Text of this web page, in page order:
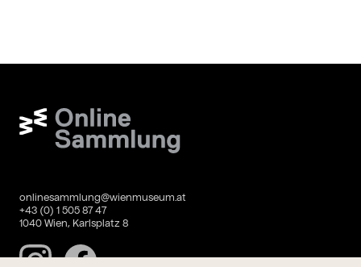
Wien Museum Online Sammlung
onlinesammlung@wienmuseum.at
+43 (0) 1 505 87 47
1040 Wien, Karlsplatz 8
InstagramFacebook